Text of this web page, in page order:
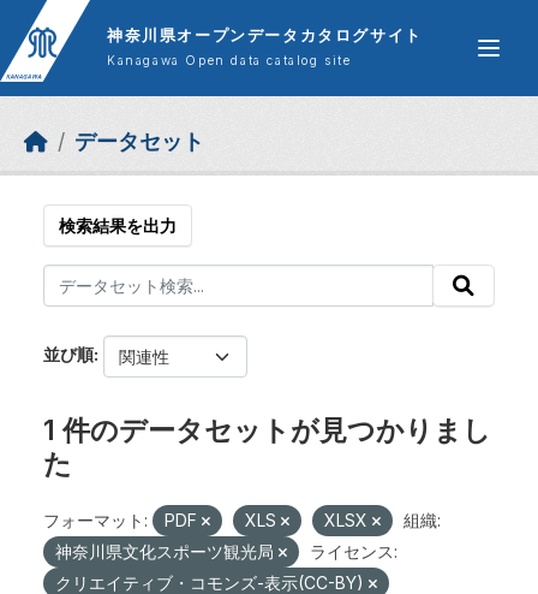
Skip to main content
神奈川県オープンデータカタログサイト
Kanagawa Open data catalog site
データセット
検索結果を出力
並び順
1 件のデータセットが見つかりまし
た
フォーマット: PDF XLS XLSX
組織:
神奈川県文化スポーツ観光局
ライセンス:
クリエイティブ・コモンズ-表示(CC-BY)